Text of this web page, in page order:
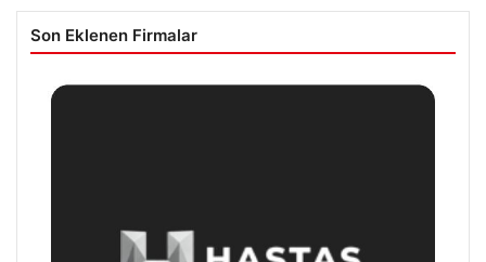
Son Eklenen Firmalar